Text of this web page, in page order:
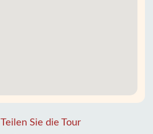
Teilen Sie die Tour